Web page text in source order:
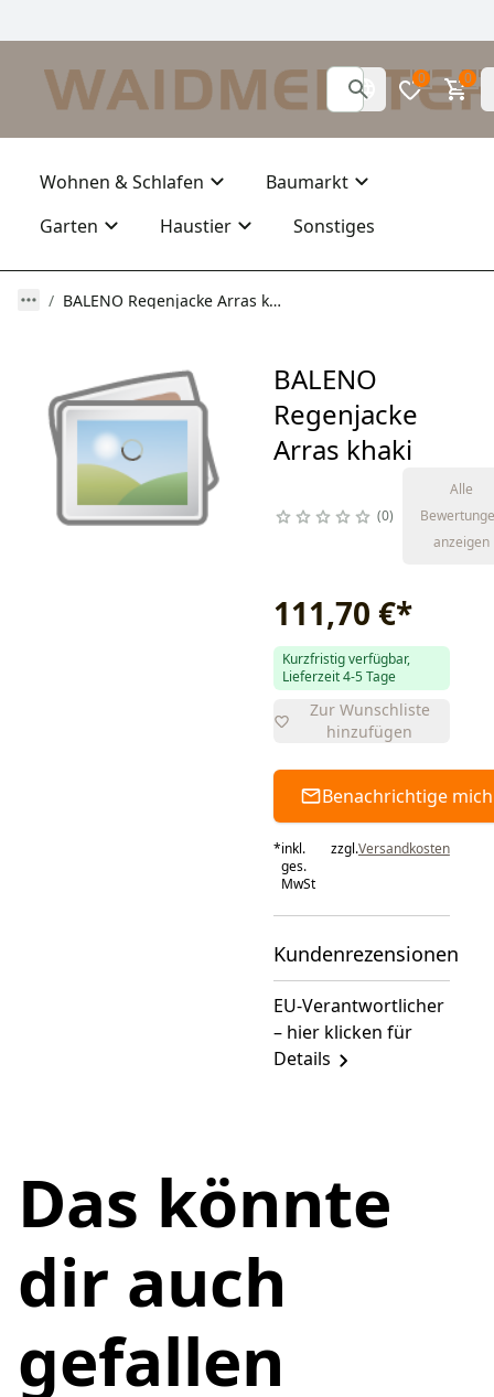
0 0
Wohnen & Schlafen
Baumarkt
Garten
Haustier Sonstiges
BALENO Regenjacke Arras khaki
BALENO
Regenjacke
Arras khaki
0
Alle
anzeigen
111,70 €*
Kurzfristig verfügbar,
Lieferzeit 4-5 Tage
Zur Wunschliste
hinzufügen
Benachrichtige mich
*inkl.
ges.
MwSt
zzgl.Versandkosten
Kundenrezensionen
EU-Verantwortlicher
– hier klicken für
Details
Das könnte
dir auch
gefallen